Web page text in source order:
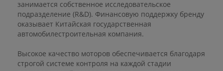
занимается собственное исследовательское
подразделение (R&D). Финансовую поддержку бренду
оказывает Китайская государственная
автомобилестроительная компания.
Высокое качество моторов обеспечивается благодаря
строгой системе контроля на каждой стадии